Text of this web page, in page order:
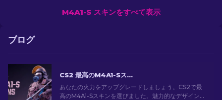
M4A1-S スキンをすべて表示
ブログ
CS2 最高のM4A1-Sスキン [2026]
あなたの火力をアップグレードしましょう。CS2で最
高のM4A1-Sスキンを選びました。魅力的なデザインの